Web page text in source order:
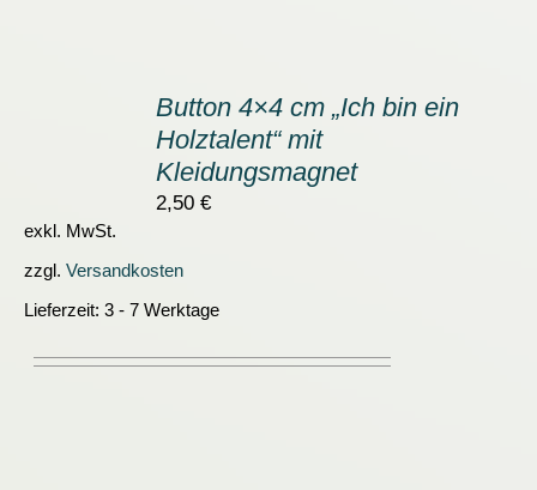
Button 4×4 cm „Ich bin ein
Holztalent“ mit
Kleidungsmagnet
2,50€
exkl. MwSt.
zzgl. Versandkosten
Lieferzeit: 3 - 7 Werktage